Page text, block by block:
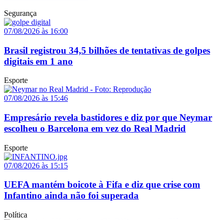
Segurança
07/08/2026 às 16:00
Brasil registrou 34,5 bilhões de tentativas de golpes
digitais em 1 ano
Esporte
07/08/2026 às 15:46
Empresário revela bastidores e diz por que Neymar
escolheu o Barcelona em vez do Real Madrid
Esporte
07/08/2026 às 15:15
UEFA mantém boicote à Fifa e diz que crise com
Infantino ainda não foi superada
Política